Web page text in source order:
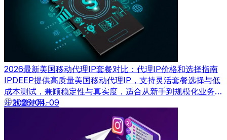
2026最新美国移动代理IP套餐对比：代理IP价格和选择指南
IPDEEP提供高质量美国移动代理IP，支持灵活套餐选择与低
成本测试，兼顾稳定性与真实度，适合从新手到规模化业务逐
步放量使用。
2026-04-09